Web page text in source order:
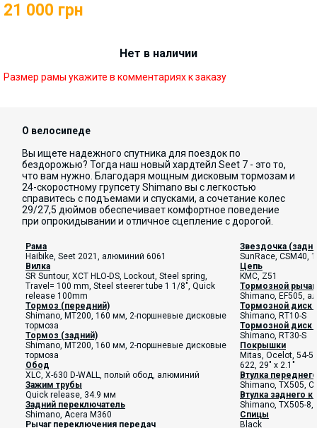
21 000 грн
Нет в наличии
Размер рамы укажите в комментариях к заказу
О велосипеде
Вы ищете надежного спутника для поездок по
бездорожью? Тогда наш новый хардтейл Seet 7 - это то,
что вам нужно. Благодаря мощным дисковым тормозам и
24-скоростному групсету Shimano вы с легкостью
справитесь с подъемами и спусками, а сочетание колес
29/27,5 дюймов обеспечивает комфортное поведение
при опрокидывании и отличное сцепление с дорогой.
Рама
Haibike, Seet 2021, алюминий 6061
Вилка
SR Suntour, XCT HLO-DS, Lockout, Steel spring,
Travel= 100 mm, Steel steerer tube 1 1/8", Quick
release 100mm
Тормоз (передний)
Shimano, MT200, 160 мм, 2-поршневые дисковые
тормоза
Тормоз (задний)
Shimano, MT200, 160 мм, 2-поршневые дисковые
тормоза
Обод
XLC, X-630 D-WALL, полый обод, алюминий
Зажим трубы
Quick release, 34.9 мм
Задний переключатель
Shimano, Acera M360
Рычаг переключения передач
Звездочка
SunRace, CSM40,
Цепь
KMC, Z51
Тормозной рычаг
Shimano, EF505,
Тормозной диск
Shimano, RT10-S
Тормозной диск
Shimano, RT30-S
Покрышки
Mitas, Ocelot, 54-
622, 29" x 2.1"
Втулка
Shimano, TX505,
Втулка заднего
Shimano, TX505-8,
Спицы
Black